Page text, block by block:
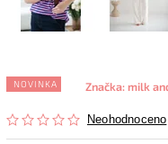
NOVINKA
Neohodnoceno
Značka: milk